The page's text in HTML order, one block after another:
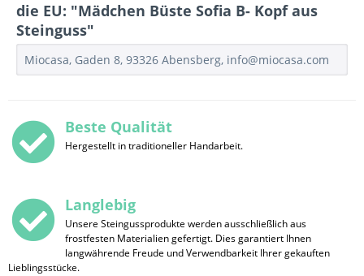
die EU: "Mädchen Büste Sofia B- Kopf aus
Steinguss"
Miocasa, Gaden 8, 93326 Abensberg, info@miocasa.com
Beste Qualität
Hergestellt in traditioneller Handarbeit.
Langlebig
Unsere Steingussprodukte werden ausschließlich aus
frostfesten Materialien gefertigt. Dies garantiert Ihnen
langwährende Freude und Verwendbarkeit Ihrer gekauften
Lieblingsstücke.